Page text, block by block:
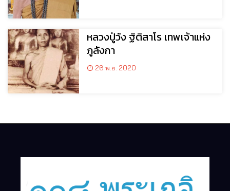
หลวงปู่วัง ฐิติสาโร เทพเจ้าแห่ง
ภูลังกา
26 พ.ย. 2020